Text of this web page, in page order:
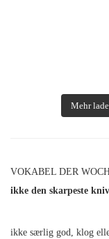
Mehr
VOKABEL DER
ikke den skarpeste
ikke særlig god, klog